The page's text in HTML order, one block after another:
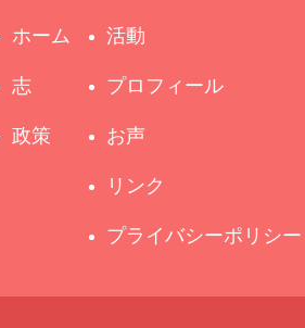
ホーム
志
政策
活動
プロフィール
お声
リンク
プライバシーポリシー